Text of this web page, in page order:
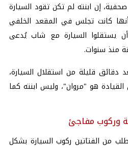
إن ابنته لم تكن تقود السيارة
كانت تجلس في المقعد الخلفي
يستقلوا السيارة مع شاب يُدعى
منذ سنوات.
دقائق قليلة من استقلال السيارة،
هو "مروان"، وليس ابنته كما
وركوب مفاجئ
من الفتاتين ركوب السيارة بشكل